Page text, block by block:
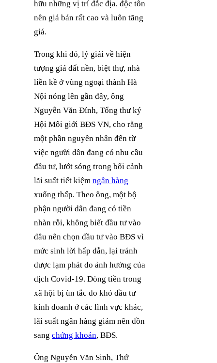
hữu những vị trí đắc địa, độc tôn
nên giá bán rất cao và luôn tăng
giá.
Trong khi đó, lý giải về hiện
tượng giá đất nền, biệt thự, nhà
liền kề ở vùng ngoại thành Hà
Nội nóng lên gần đây, ông
Nguyễn Văn Đính, Tổng thư ký
Hội Môi giới BĐS VN, cho rằng
một phần nguyên nhân đến từ
việc người dân đang có nhu cầu
đầu tư, lướt sóng trong bối cảnh
lãi suất tiết kiệm ngân hàng
xuống thấp. Theo ông, một bộ
phận người dân đang có tiền
nhàn rỗi, không biết đầu tư vào
đâu nên chọn đầu tư vào BĐS vì
mức sinh lời hấp dẫn, lại tránh
được lạm phát do ảnh hưởng của
dịch Covid-19. Dòng tiền trong
xã hội bị ùn tắc do khó đầu tư
kinh doanh ở các lĩnh vực khác,
lãi suất ngân hàng giảm nên dồn
sang chứng khoán, BĐS.
Ông Nguyễn Văn Sinh, Thứ